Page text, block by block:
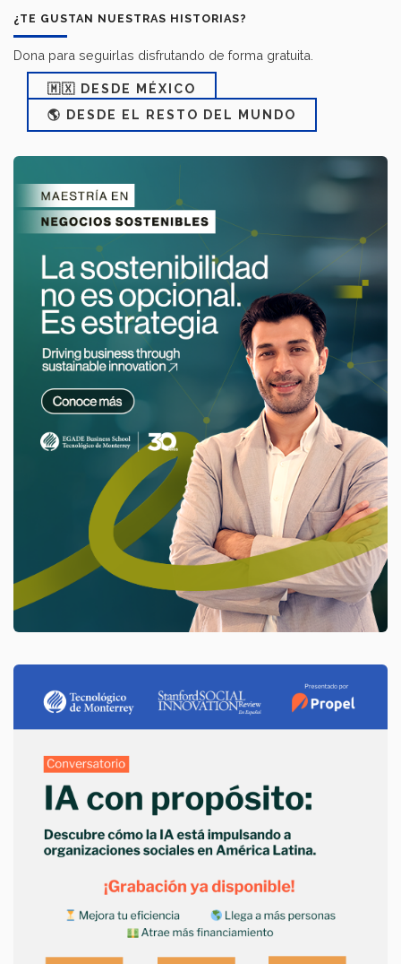
¿TE GUSTAN NUESTRAS HISTORIAS?
Dona para seguirlas disfrutando de forma gratuita.
🇲🇽 DESDE MÉXICO
🌎 DESDE EL RESTO DEL MUNDO